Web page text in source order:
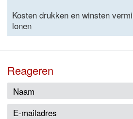
Kosten drukken en winsten
lonen
Reageren